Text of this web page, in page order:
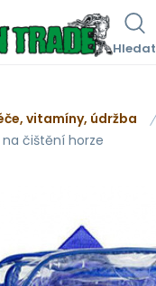
Hledat
vitamíny, údržba
čištění horze